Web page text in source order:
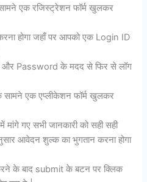
एक रजिस्ट्रेशन फॉर्म खुलकर
होगा जहाँ पर आपको एक Login ID
Password के मदद से फिर से लॉग
एक एप्लीकेशन फॉर्म खुलकर
मांगे गए सभी जानकारी को सही सही
आवेदन शुल्क का भुगतान करना होगा
के बाद submit के बटन पर क्लिक